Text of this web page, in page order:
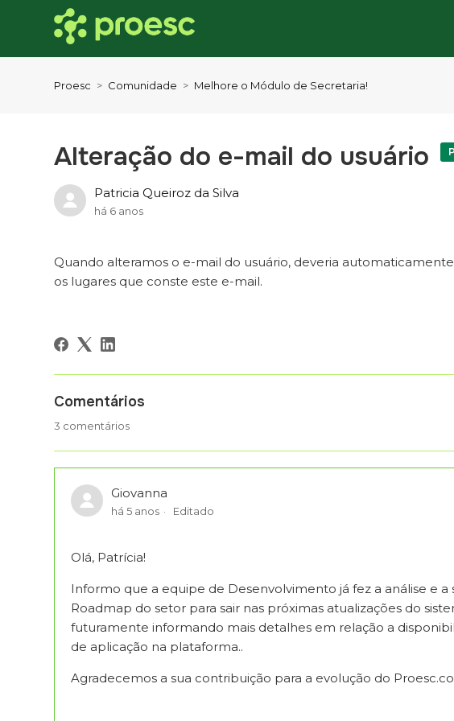
Proesc Comunidade Melhore o Módulo de Secretaria!
Alteração do e-mail do usuário
Patricia Queiroz da Silva
há 6 anos
Quando alteramos o e-mail do usuário, deveria
os lugares que conste este e-mail.
Comentários
3 comentários
Giovanna
há 5 anos Editado
Olá, Patrícia!
Informo que a equipe de Desenvolvimento já fez a análise e a
Roadmap do setor para sair nas próximas atualizações do
futuramente informando mais detalhes em relação a
de aplicação na plataforma..
Agradecemos a sua contribuição para a evolução do